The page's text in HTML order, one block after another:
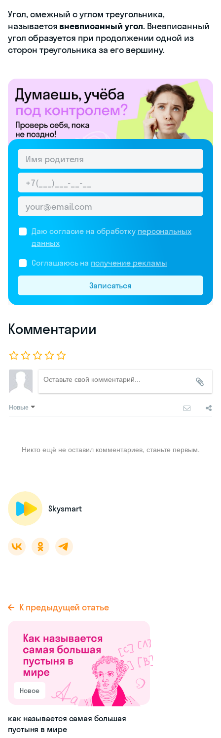
Угол, смежный с углом треугольника,
называется вневписанный угол. Вневписанный
угол образуется при продолжении одной из
сторон треугольника за его вершину.
Даю согласие на обработку персональных
данных
Соглашаюсь на получение рекламы
Записаться
Комментарии
Новые
Никто ещё не оставил комментариев, станьте первым.
Skysmart
К предыдущей статье
Новое
как называется самая большая
пустыня в мире